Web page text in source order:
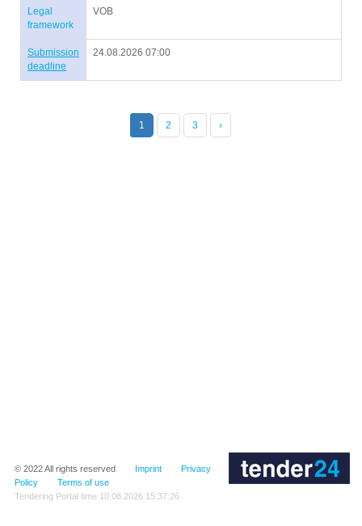
Legal
framework
VOB
Submission
deadline
24.08.2026 07:00
1 2 3 ›
© 2022All rights reserved Imprint
Privacy
Policy
Terms of use
Tendering Portal time 10.08.2026 15:37:26